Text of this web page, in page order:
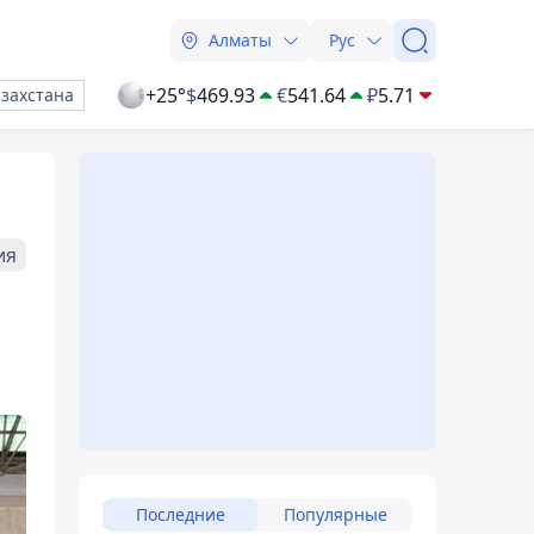
Алматы Рус
+25°$469.93 €541.64 ₽5.71
Последние Популярные